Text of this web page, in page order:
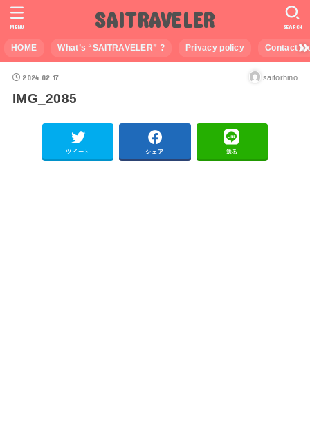
SAITRAVELER
HOME What’s “SAITRAVELER” ? Privacy policy Contact
SEARCH
MENU
2024.02.17 saitorhino
IMG_2085
ツイート シェア 送る